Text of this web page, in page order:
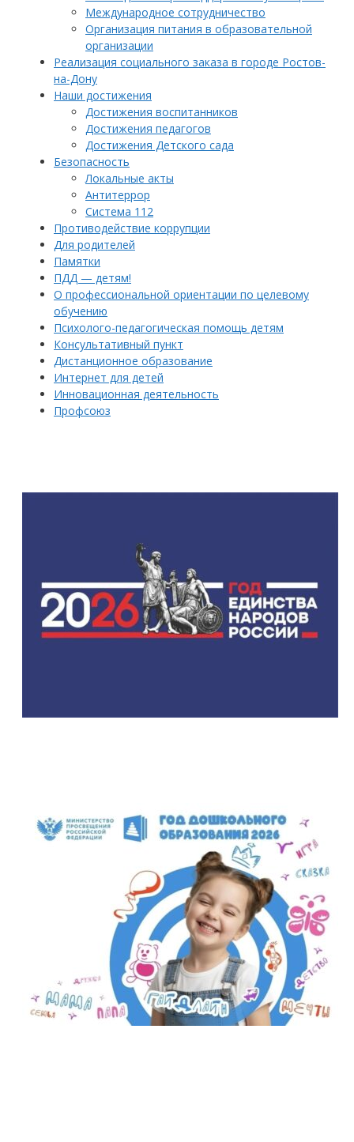
Международное сотрудничество
Организация питания в образовательной
организации
Реализация социального заказа в городе Ростов-
на-Дону
Наши достижения
Достижения воспитанников
Достижения педагогов
Достижения Детского сада
Безопасность
Локальные акты
Антитеррор
Система 112
Противодействие коррупции
Для родителей
Памятки
ПДД — детям!
О профессиональной ориентации по целевому
обучению
Психолого-педагогическая помощь детям
Консультативный пункт
Дистанционное образование
Интернет для детей
Инновационная деятельность
Профсоюз